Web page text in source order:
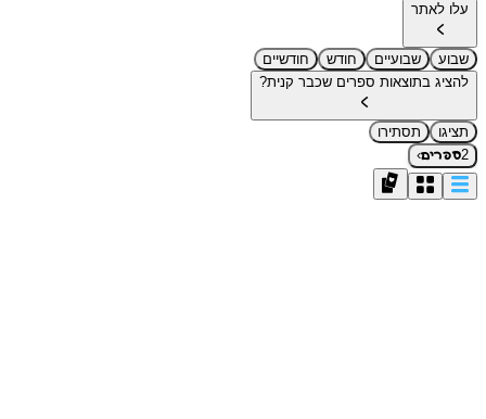
עלו לאתר
שבוע שבועיים חודש
חודשיים
להציג בתוצאות ספרים שכבר קנית?
תציגו
תסתירו
2ספרים›